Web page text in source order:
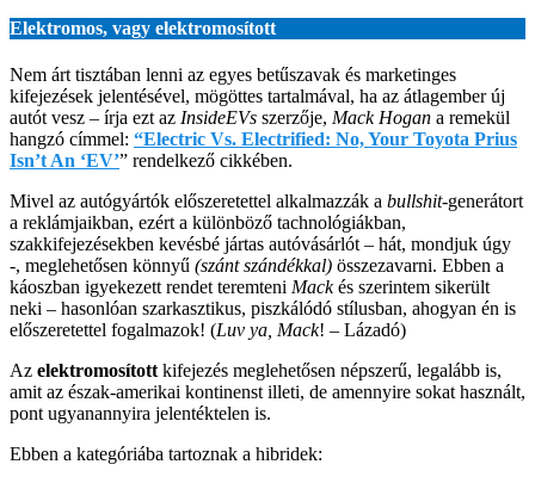
Elektromos, vagy elektromosított
Nem árt tisztában lenni az egyes betűszavak és marketinges
kifejezések jelentésével, mögöttes tartalmával, ha az átlagember új
autót vesz – írja ezt az InsideEVs szerzője, Mack Hogan a remekül
hangzó címmel: “Electric Vs. Electrified: No, Your Toyota Prius
Isn’t An ‘EV’” rendelkező cikkében.
Mivel az autógyártók előszeretettel alkalmazzák a bullshit-generátort
a reklámjaikban, ezért a különböző tachnológiákban,
szakkifejezésekben kevésbé jártas autóvásárlót – hát, mondjuk úgy
-, meglehetősen könnyű (szánt szándékkal) összezavarni. Ebben a
káoszban igyekezett rendet teremteni Mackés szerintem sikerült
neki – hasonlóan szarkasztikus, piszkálódó stílusban, ahogyan én is
előszeretettel fogalmazok! (Luv ya, Mack! – Lázadó)
Az elektromosított kifejezés meglehetősen népszerű, legalább is,
amit az észak-amerikai kontinenst illeti, de amennyire sokat használt,
pont ugyanannyira jelentéktelen is.
Ebben a kategóriába tartoznak a hibridek: